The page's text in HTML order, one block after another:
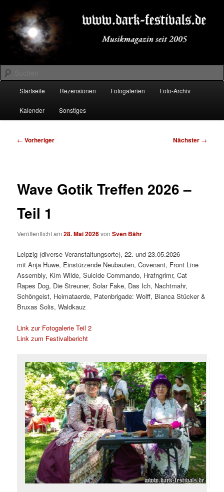
primären
Inhalt
springenDARK-FESTIVALS.DE
Suchen
Startseite Rezensionen Fotogalerien Foto-Archiv
Kalender Sonstiges
Beitragsnavigation
← Vorheriger Nächster →
Wave Gotik Treffen 2026 –
Teil 1
Veröffentlicht am28. Mai 2026vonSven Bähr
Leipzig (diverse Veranstaltungsorte), 22. und 23.05.2026
mit Anja Huwe, Einstürzende Neubauten, Covenant, Front Line
Assembly, Kim Wilde, Suicide Commando, Hrafngrimr, Cat
Rapes Dog, Die Streuner, Solar Fake, Das Ich, Nachtmahr,
Schöngeist, Heimataerde, Patenbrigade: Wolff, Bianca Stücker &
Bruxas Solis, Waldkauz
Link zur Fotogalerie Teil 2
Link zum Festivalbericht